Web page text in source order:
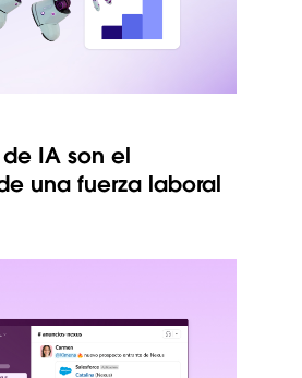
IA son el
una fuerza laboral